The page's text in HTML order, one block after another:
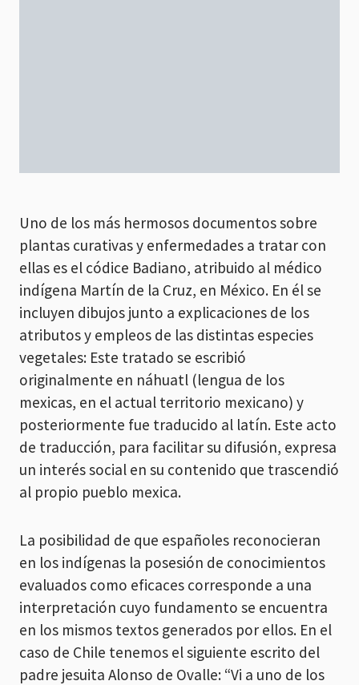
Uno de los más hermosos documentos sobre
plantas curativas y enfermedades a tratar con
ellas es el códice Badiano, atribuido al médico
indígena Martín de la Cruz, en México. En él se
incluyen dibujos junto a explicaciones de los
atributos y empleos de las distintas especies
vegetales: Este tratado se escribió
originalmente en náhuatl (lengua de los
mexicas, en el actual territorio mexicano) y
posteriormente fue traducido al latín. Este acto
de traducción, para facilitar su difusión, expresa
un interés social en su contenido que trascendió
al propio pueblo mexica.
La posibilidad de que españoles reconocieran
en los indígenas la posesión de conocimientos
evaluados como eficaces corresponde a una
interpretación cuyo fundamento se encuentra
en los mismos textos generados por ellos. En el
caso de Chile tenemos el siguiente escrito del
padre jesuita Alonso de Ovalle: “Vi a uno de los